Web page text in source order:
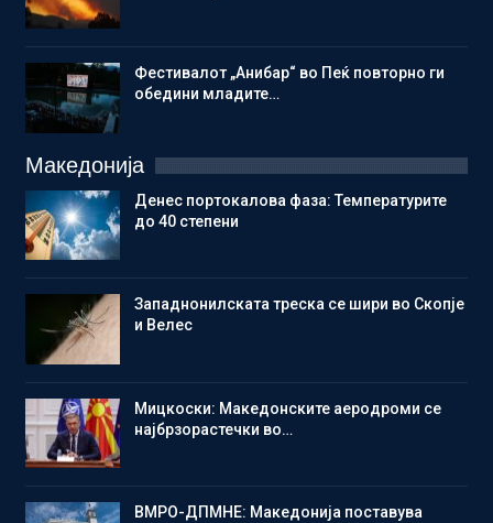
Фестивалот „Анибар“ во Пеќ повторно ги
обедини младите…
Македонија
Денес портокалова фаза: Температурите
до 40 степени
Западнонилската треска се шири во Скопје
и Велес
Мицкоски: Македонските аеродроми се
најбрзорастечки во…
ВМРО-ДПМНЕ: Македонија поставува